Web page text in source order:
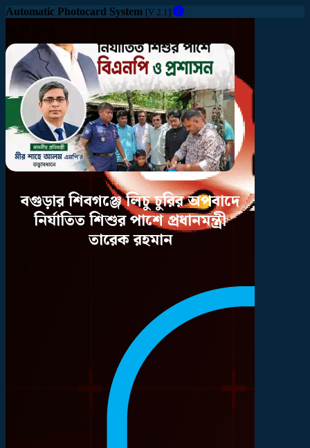
Automatic Photocard System [V 2.1]
বগুড়ারশিবগঞ্জেলিচুচুরিরঅপবাদে
নির্যাতিতশিশুরপাশেপ্রধানমন্ত্রী
তারেকরহমান